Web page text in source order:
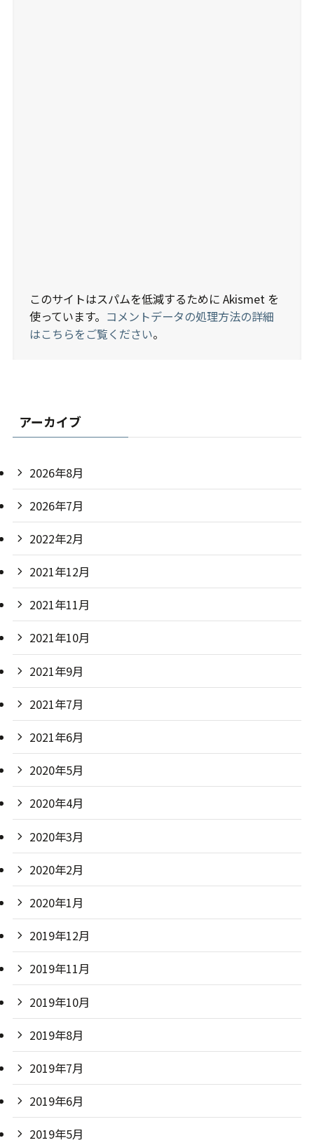
このサイトはスパムを低減するために Akismet を
使っています。 コメントデータの処理方法の詳細
はこちらをご覧ください。
アーカイブ
2026年8月
2026年7月
2022年2月
2021年12月
2021年11月
2021年10月
2021年9月
2021年7月
2021年6月
2020年5月
2020年4月
2020年3月
2020年2月
2020年1月
2019年12月
2019年11月
2019年10月
2019年8月
2019年7月
2019年6月
2019年5月